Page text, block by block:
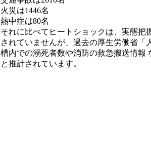
火災は1446名
熱中症は80名
それに比べてヒートショックは、実態把
されていませんが、過去の厚生労働省「
槽内での溺死者数や消防の救急搬送情報
と推計されています。